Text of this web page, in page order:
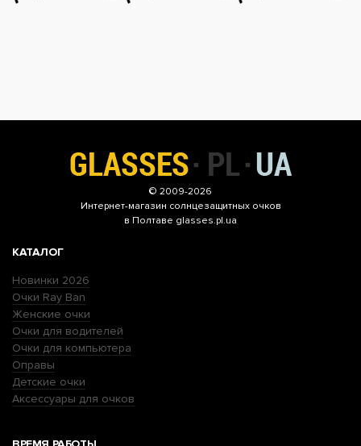
© 2009-2026
Интернет-магазин солнцезащитных очков
в Полтаве glasses.pl.ua
КАТАЛОГ
Новинки 2026
Очки Ray Ban
Женские очки
Очки для водителей
Очки для компьютера
Оправы
Детские очки
Аксессуары для очков